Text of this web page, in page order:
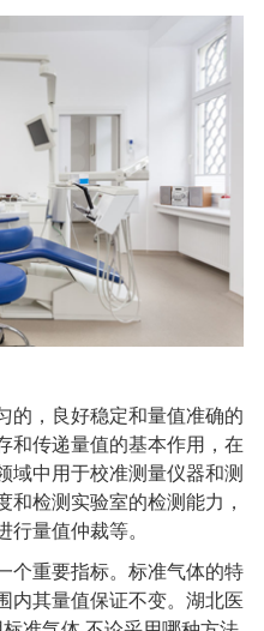
的，良好稳定和量值准确的
和传递量值的基本作用，在
域中用于校准测量仪器和测
和检测实验室的检测能力，
行量值仲裁等。
个重要指标。标准气体的特
内其量值保证不变。湖北医